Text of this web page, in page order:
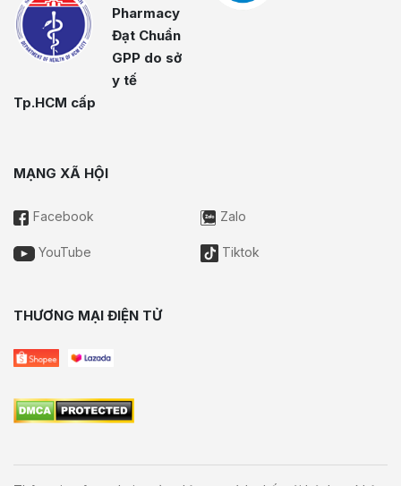
Pharmacy
Đạt Chuẩn
GPP do sở
y tế
Tp.HCM cấp
MẠNG XÃ HỘI
Facebook Zalo
YouTube Tiktok
THƯƠNG MẠI ĐIỆN TỬ